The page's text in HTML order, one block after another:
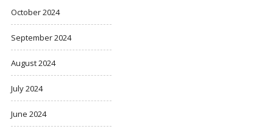
October 2024
September 2024
August 2024
July 2024
June 2024